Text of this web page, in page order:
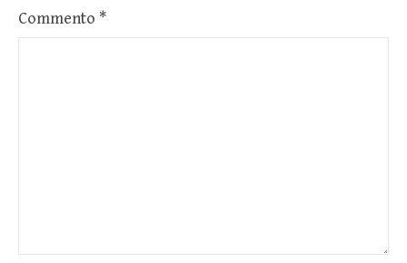
Commento *